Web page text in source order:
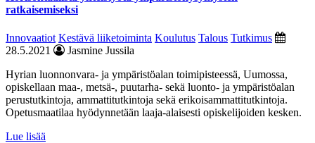
ratkaisemiseksi
Innovaatiot Kestävä liiketoiminta Koulutus Talous Tutkimus
28.5.2021
Jasmine Jussila
Hyrian luonnonvara- ja ympäristöalan toimipisteessä, Uumossa,
opiskellaan maa-, metsä-, puutarha- sekä luonto- ja ympäristöalan
perustutkintoja, ammattitutkintoja sekä erikoisammattitutkintoja.
Opetusmaatilaa hyödynnetään laaja-alaisesti opiskelijoiden kesken.
Lue lisää